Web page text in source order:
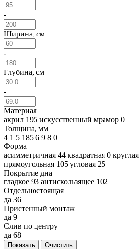
-
Ширина, см
-
Глубина, см
-
Материал
акрил 195 искусственный мрамор 0
Толщина, мм
4 1 5 185 6 9 8 0
Форма
асимметричная 44 квадратная 0 круглая
прямоугольная 105 угловая 25
Покрытие дна
гладкое 93 антискользящее 102
Отдельностоящая
да 36
Пристенный монтаж
да 9
Слив по центру
да 68
Показать Очистить